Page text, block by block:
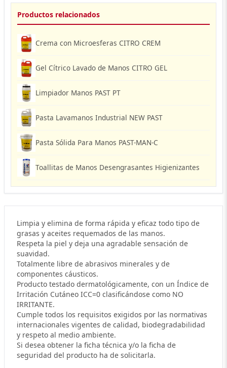
Productos relacionados
Crema con Microesferas CITRO CREM
Gel Cítrico Lavado de Manos CITRO GEL
Limpiador Manos PAST PT
Pasta Lavamanos Industrial NEW PAST
Pasta Sólida Para Manos PAST-MAN-C
Toallitas de Manos Desengrasantes Higienizantes
Limpia y elimina de forma rápida y eficaz todo tipo de
grasas y aceites requemados de las manos.
Respeta la piel y deja una agradable sensación de
suavidad.
Totalmente libre de abrasivos minerales y de
componentes cáusticos.
Producto testado dermatológicamente, con un Índice de
Irritación Cutáneo ICC=0 clasificándose como NO
IRRITANTE.
Cumple todos los requisitos exigidos por las normativas
internacionales vigentes de calidad, biodegradabilidad
y respeto al medio ambiente.
Si desea obtener la ficha técnica y/o la ficha de
seguridad del producto ha de solicitarla.